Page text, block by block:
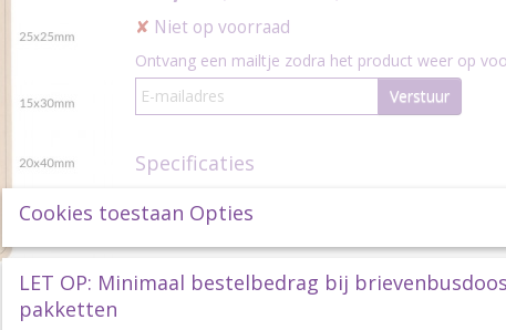
✘ Niet op voorraad
Ontvang een mailtje zodra het product weer op
Verstuur
Specificaties
Productcode
Omschrijving
Opry Skai-leren labels
Cookies toestaan Opties
LET OP: Minimaal bestelbedrag bij
pakketten